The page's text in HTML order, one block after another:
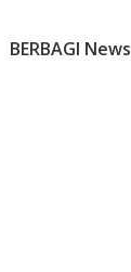
BERBAGI News